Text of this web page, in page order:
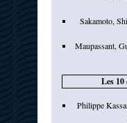
Sakamoto,
Maupassant,
Les
Philippe